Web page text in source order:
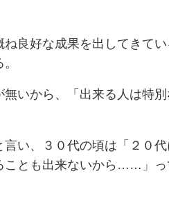
良好な成果を出してきてい
いから、「出来る人は特
い、３０代の頃は「２０代
とも出来ないから……」っ